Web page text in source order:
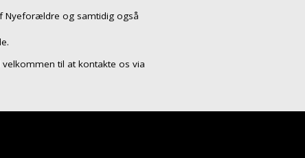
Nyeforældre og samtidig også
til at kontakte os via